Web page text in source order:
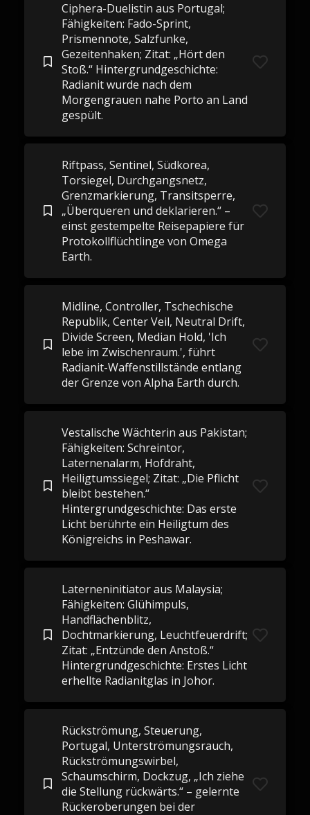
Ciphera-Duelistin aus Portugal;
Fähigkeiten: Fado-Sprint,
Prismennote, Salzfunke,
Gezeitenhaken; Zitat: „Hört den
Stoß.“ Hintergrundgeschichte:
Radianit wurde nach dem
Morgengrauen nahe Porto an Land
gespült.
Riftpass, Sentinel, Südkorea,
Torsiegel, Durchgangsnetz,
Grenzmarkierung, Transitsperre,
„Überqueren und deklarieren.“ –
einst gestempelte Reisepapiere für
Protokollflüchtlinge von Omega
Earth.
Midline, Controller, Tschechische
Republik, Center Veil, Neutral Drift,
Divide Screen, Median Hold, 'Ich
lebe im Zwischenraum.', führt
Radianit-Waffenstillstände entlang
der Grenze von Alpha Earth durch.
Vestalische Wächterin aus Pakistan;
Fähigkeiten: Schreintor,
Laternenalarm, Hofdraht,
Heiligtumssiegel; Zitat: „Die Pflicht
bleibt bestehen.“
Hintergrundgeschichte: Das erste
Licht berührte ein Heiligtum des
Königreichs in Peshawar.
Laterneninitiator aus Malaysia;
Fähigkeiten: Glühimpuls,
Handflächenblitz,
Dochtmarkierung, Leuchtfeuerdrift;
Zitat: „Entzünde den Anstoß.“
Hintergrundgeschichte: Erstes Licht
erhellte Radianitglas in Johor.
Rückströmung, Steuerung,
Portugal, Unterströmungsrauch,
Rückströmungswirbel,
Schaumschirm, Dockzug, „Ich ziehe
die Stellung rückwärts.“ – gelernte
Rückeroberungen bei der